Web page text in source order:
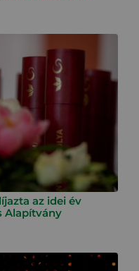
az idei év
Alapítvány